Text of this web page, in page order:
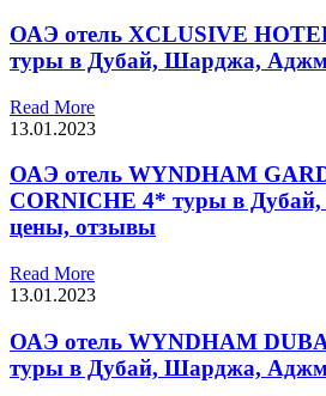
ОАЭ отель XCLUSIVE
туры в Дубай, Шарджа,
Read More
13.01.2023
ОАЭ отель WYNDHAM
CORNICHE 4* туры в
цены, отзывы
Read More
13.01.2023
ОАЭ отель WYNDHAM
туры в Дубай, Шарджа,